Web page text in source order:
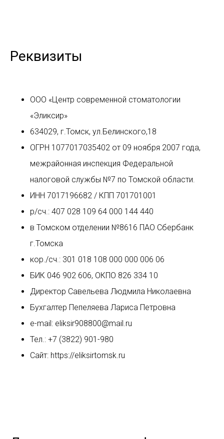
Реквизиты
ООО «Центр современной стоматологии
«Эликсир»
634029, г.Томск, ул.Белинского,18
ОГРН 1077017035402 от 09 ноября 2007 года,
межрайонная инспекция Федеральной
налоговой службы №7 по Томской области.
ИНН 7017196682 / КПП 701701001
р/сч.: 407 028 109 64 000 144 440
в Томском отделении №8616 ПАО Сбербанк
г.Томска
кор./сч.: 301 018 108 000 000 006 06
БИК 046 902 606, ОКПО 826 334 10
Директор Савельева Людмила Николаевна
Бухгалтер Пепеляева Лариса Петровна
e-mail: eliksir908800@mail.ru
Тел.: +7 (3822) 901-980
Сайт: https://eliksirtomsk.ru